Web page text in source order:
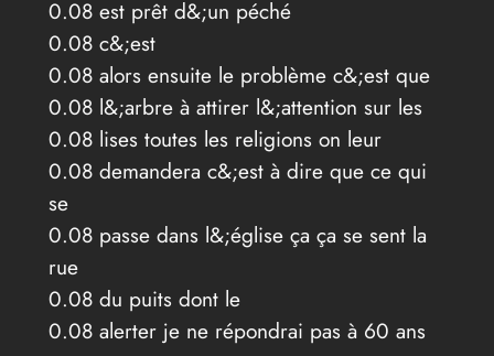
0.08 est prêt d&;un péché
0.08 c&;est
0.08 alors ensuite le problème c&;est que
0.08 l&;arbre à attirer l&;attention sur les
0.08 lises toutes les religions on leur
0.08 demandera c&;est à dire que ce qui
se
0.08 passe dans l&;église ça ça se sent la
rue
0.08 du puits dont le
0.08 alerter je ne répondrai pas à 60 ans